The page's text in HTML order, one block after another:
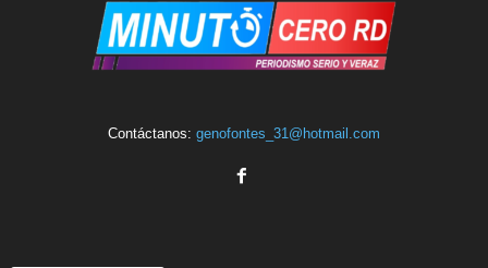
Contáctanos: genofontes_31@hotmail.com